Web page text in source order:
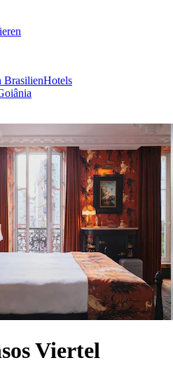
BrasilienHotels
Viertel